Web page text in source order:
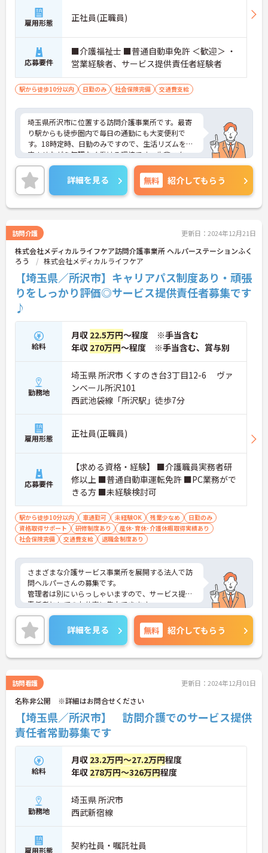
雇用形態 正社員(正職員)
応募要件
■介護福祉士 ■普通自動車免許 ＜歓迎＞ ・
営業経験者、サービス提供責任者経験者
駅から徒歩10分以内 日勤のみ 社会保険完備 交通費支給
埼玉県所沢市に位置する訪問介護事業所です。最寄
り駅からも徒歩圏内で毎日の通勤にも大変便利で
す。18時定時、日勤のみですので、生活リズムを安
定させながら無理なく働ける環境です。先輩スタッ
フによるフォロー体制も整っており、安心してスタ
ートできます。ご興味のある方には、面接対策ポイ
ントなど、さらに詳細をお話しいたしますのでお気
軽にご相談ください！
詳細を見る 無料 紹介してもらう
訪問介護 更新日：2024年12月21日
株式会社メディカルライフケア訪問介護事業所 ヘルパーステーションふく
ろう
株式会社メディカルライフケア
【埼玉県／所沢市】キャリアパス制度あり・頑張
りをしっかり評価◎サービス提供責任者募集です
♪
給料
月収 22.5万円～程度 ※手当含む
年収 270万円～程度 ※手当含む、賞与別
勤務地
埼玉県 所沢市 くすのき台3丁目12-6 ヴァ
ンベール所沢101
西武池袋線「所沢駅」徒歩7分
雇用形態 正社員(正職員)
応募要件
【求める資格・経験】 ■介護職員実務者研
修以上 ■普通自動車運転免許 ■PC業務がで
きる方 ■未経験検討可
駅から徒歩10分以内 車通勤可 未経験OK 残業少なめ
日勤のみ
資格取得サポート
研修制度あり
産休･育休･介護休暇取得実績あり
社会保険完備
交通費支給 退職金制度あり
さまざまな介護サービス事業所を展開する法人で訪
問ヘルパーさんの募集です。
管理者は別にいらっしゃいますので、サービス提供
責任者としてのお仕事に集中できます。
また、きちんと実績などを評価し、給与に反映する
制度が整っているので、やりがいや目標を持って働
いて頂ける点もポイント。
ご興味ある方には、面接対策ポイントなど、さらに
詳細をお話しいたしますのでお気軽にご相談くださ
詳細を見る 無料 紹介してもらう
訪問看護 更新日：2024年12月01日
名称非公開 ※詳細はお問合せください
【埼玉県／所沢市】 訪問介護でのサービス提供
責任者常勤募集です
給料
月収 23.2万円～27.2万円程度
年収 278万円～326万円程度
勤務地
埼玉県 所沢市
西武新宿線
雇用形態 契約社員・嘱託社員